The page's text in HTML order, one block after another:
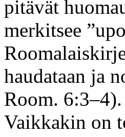
pitävät
merkitsee
haudataan ja
Room.
Vaikkakin on